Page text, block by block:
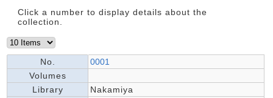
Click a number to display details about the
collection.
No.
0001
Volumes
Library
Nakamiya